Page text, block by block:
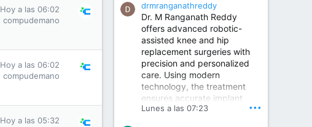
Hoy a las 06:02
compudemano
Hoy a las 06:02
compudemano
Hoy a las 05:32
illnesses, nutrition guidance,
and preventive healthcare in
a child-friendly environment.
Children Hospital in Secunderabad | Best Pediatrician in Hyderabad | Neonatologist in Medchal
Our pediatrician and
Neonatologist team at...
www.srianaghaclinic.com
drmranganathreddy
Dr. M Ranganath Reddy
offers advanced robotic-
assisted knee and hip
replacement surgeries with
precision and personalized
care. Using modern
technology, the treatment
ensures accurate implant
placement, reduced pain,
Lunes a las 07:23 •••